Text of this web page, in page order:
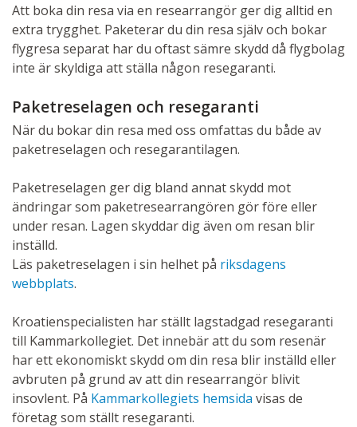
Att boka din resa via en researrangör ger dig alltid en
extra trygghet. Paketerar du din resa själv och bokar
flygresa separat har du oftast sämre skydd då flygbolag
inte är skyldiga att ställa någon resegaranti.
Paketreselagen och resegaranti
När du bokar din resa med oss omfattas du både av
paketreselagen och resegarantilagen.
Paketreselagen ger dig bland annat skydd mot
ändringar som paketresearrangören gör före eller
under resan. Lagen skyddar dig även om resan blir
inställd.
Läs paketreselagen i sin helhet på riksdagens
webbplats.
Kroatienspecialisten har ställt lagstadgad resegaranti
till Kammarkollegiet. Det innebär att du som resenär
har ett ekonomiskt skydd om din resa blir inställd eller
avbruten på grund av att din researrangör blivit
insovlent. På Kammarkollegiets hemsida visas de
företag som ställt resegaranti.